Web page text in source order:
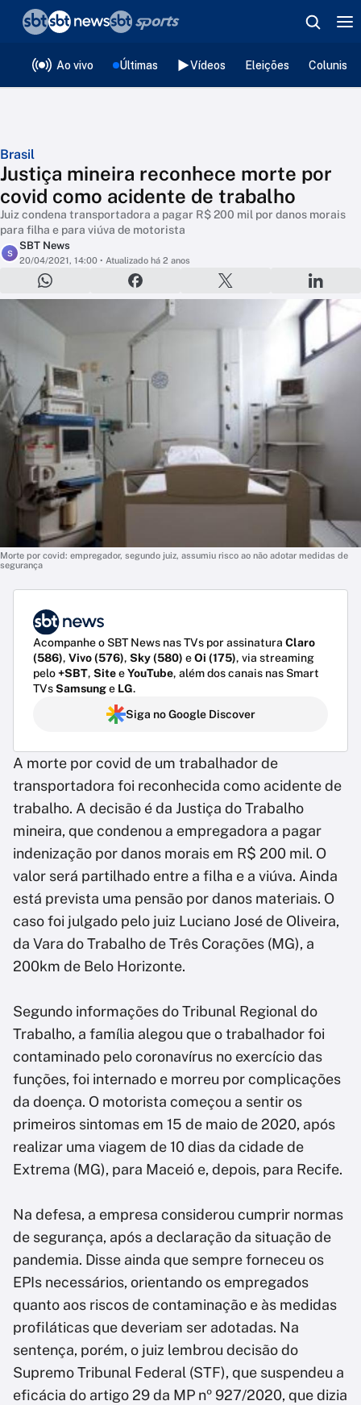
Ao vivo Últimas Vídeos Eleições
Brasil
Justiça mineira reconhece morte por
covid como acidente de trabalho
Juiz condena transportadora a pagar R$ 200 mil por danos morais
para filha e para viúva de motorista
S
SBT News
20/04/2021, 14:00 • Atualizado há 2 anos
Morte por covid: empregador, segundo juiz, assumiu risco ao não adotar medidas de
segurança
Acompanhe o SBT News nas TVs por assinatura Claro
(586), Vivo (576), Sky (580) eOi (175), via streaming
pelo+SBT, SiteeYouTube, além dos canais nas Smart
TVsSamsunge LG.
Siga no Google Discover
A morte por covid de um trabalhador de
transportadora foi reconhecida como acidente de
trabalho. A decisão é da Justiça do Trabalho
mineira, que condenou a empregadora a pagar
indenização por danos morais em R$ 200 mil. O
valor será partilhado entre a filha e a viúva. Ainda
está prevista uma pensão por danos materiais. O
caso foi julgado pelo juiz Luciano José de Oliveira,
da Vara do Trabalho de Três Corações (MG), a
200km de Belo Horizonte.
Segundo informações do Tribunal Regional do
Trabalho, a família alegou que o trabalhador foi
contaminado pelo coronavírus no exercício das
funções, foi internado e morreu por complicações
da doença. O motorista começou a sentir os
primeiros sintomas em 15 de maio de 2020, após
realizar uma viagem de 10 dias da cidade de
Extrema (MG), para Maceió e, depois, para Recife.
Na defesa, a empresa considerou cumprir normas
de segurança, após a declaração da situação de
pandemia. Disse ainda que sempre forneceu os
EPIs necessários, orientando os empregados
quanto aos riscos de contaminação e às medidas
profiláticas que deveriam ser adotadas. Na
sentença, porém, o juiz lembrou decisão do
Supremo Tribunal Federal (STF), que suspendeu a
eficácia do artigo 29 da MP nº 927/2020, que dizia
❮voltar
Editorias